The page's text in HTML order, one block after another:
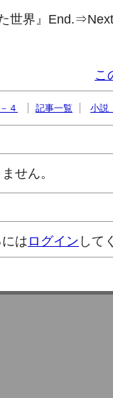
世界』 End.⇒Next
こ
４ 記事一覧 小説
せん。
は ログイン して